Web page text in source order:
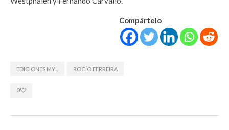
Compártelo
EDICIONES MYL ROCÍO FERREIRA
0